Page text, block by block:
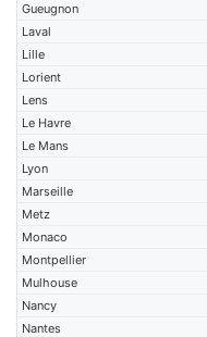
Gueugnon
Laval
Lille
Lorient
Lens
Le Havre
Le Mans
Lyon
Marseille
Metz
Monaco
Montpellier
Mulhouse
Nancy
Nantes